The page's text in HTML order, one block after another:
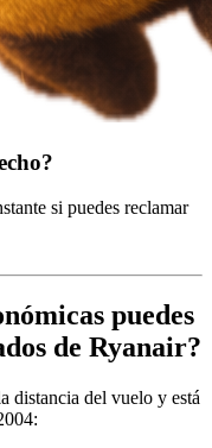
si puedes reclamar
puedes
de Ryanair?
distancia del vuelo y está